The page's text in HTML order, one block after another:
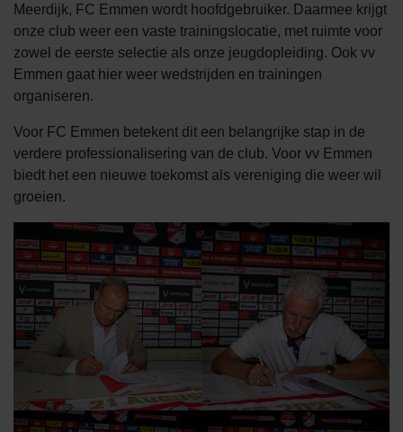
Meerdijk, FC Emmen wordt hoofdgebruiker. Daarmee krijgt
onze club weer een vaste trainingslocatie, met ruimte voor
zowel de eerste selectie als onze jeugdopleiding. Ook vv
Emmen gaat hier weer wedstrijden en trainingen
organiseren.
Voor FC Emmen betekent dit een belangrijke stap in de
verdere professionalisering van de club. Voor vv Emmen
biedt het een nieuwe toekomst als vereniging die weer wil
groeien.